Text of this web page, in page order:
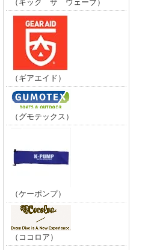
（キック ザ ウェーブ）
（ギアエイド）
（グモテックス）
（ケーポンプ）
（ココロア）